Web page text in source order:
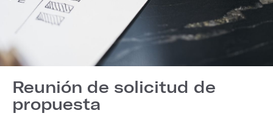
Reunión de solicitud de
propuesta